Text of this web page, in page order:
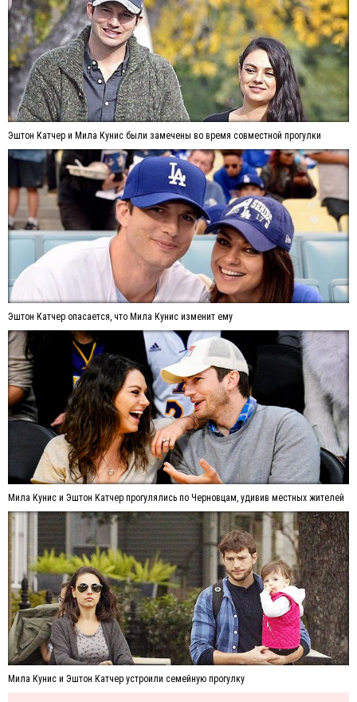
Эштон Катчер и Мила Кунис были замечены во время совместной прогулки
Эштон Катчер опасается, что Мила Кунис изменит ему
Мила Кунис и Эштон Катчер прогулялись по Черновцам, удивив местных жителей
Мила Кунис и Эштон Катчер устроили семейную прогулку